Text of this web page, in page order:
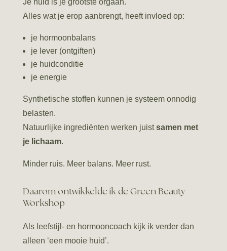
Alles wat je erop aanbrengt, heeft invloed op:
je hormoonbalans
je lever (ontgiften)
je huidconditie
je energie
Synthetische stoffen kunnen je systeem onnodig
belasten.
Natuurlijke ingrediënten werken juistsamen met
je lichaam.
Minder ruis. Meer balans. Meer rust.
Daarom ontwikkelde ik de Green Beauty
Workshop
Als leefstijl- en hormooncoach kijk ik verder dan
alleen ‘een mooie huid’.